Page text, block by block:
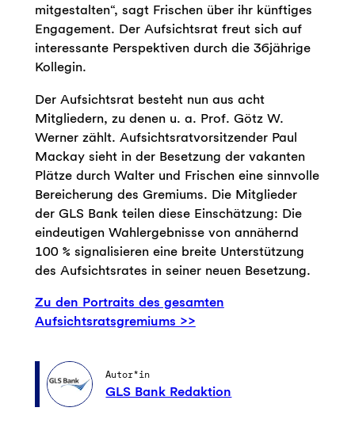
mitgestalten“, sagt Frischen über ihr künftiges
Engagement. Der Aufsichtsrat freut sich auf
interessante Perspektiven durch die 36jährige
Kollegin.
Der Aufsichtsrat besteht nun aus acht
Mitgliedern, zu denen u. a. Prof. Götz W.
Werner zählt. Aufsichtsratvorsitzender Paul
Mackay sieht in der Besetzung der vakanten
Plätze durch Walter und Frischen eine sinnvolle
Bereicherung des Gremiums. Die Mitglieder
der GLS Bank teilen diese Einschätzung: Die
eindeutigen Wahlergebnisse von annähernd
100 % signalisieren eine breite Unterstützung
des Aufsichtsrates in seiner neuen Besetzung.
Zu den Portraits des gesamten
Aufsichtsratsgremiums >>
Autor*in
GLS Bank Redaktion